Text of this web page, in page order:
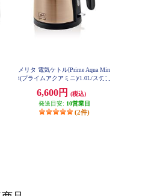
メリタ 電気ケトル[Prime Aqua Min
i(プライムアクアミニ)/1.0L/ステン
6,600円
(税込)
発送目安: 10営業日
(2件)